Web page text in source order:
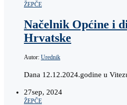
ŽEPČE
Načelnik Općine i
Hrvatske
Autor: Urednik
Dana 12.12.2024.godine u
27sep, 2024
ŽEPČE